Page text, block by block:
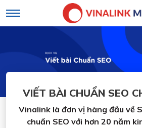
Loading...
VIẾT BÀI CHUẨN SEO
Vinalink là đơn vị hàng đầu về
chuẩn SEO với hơn 20 năm